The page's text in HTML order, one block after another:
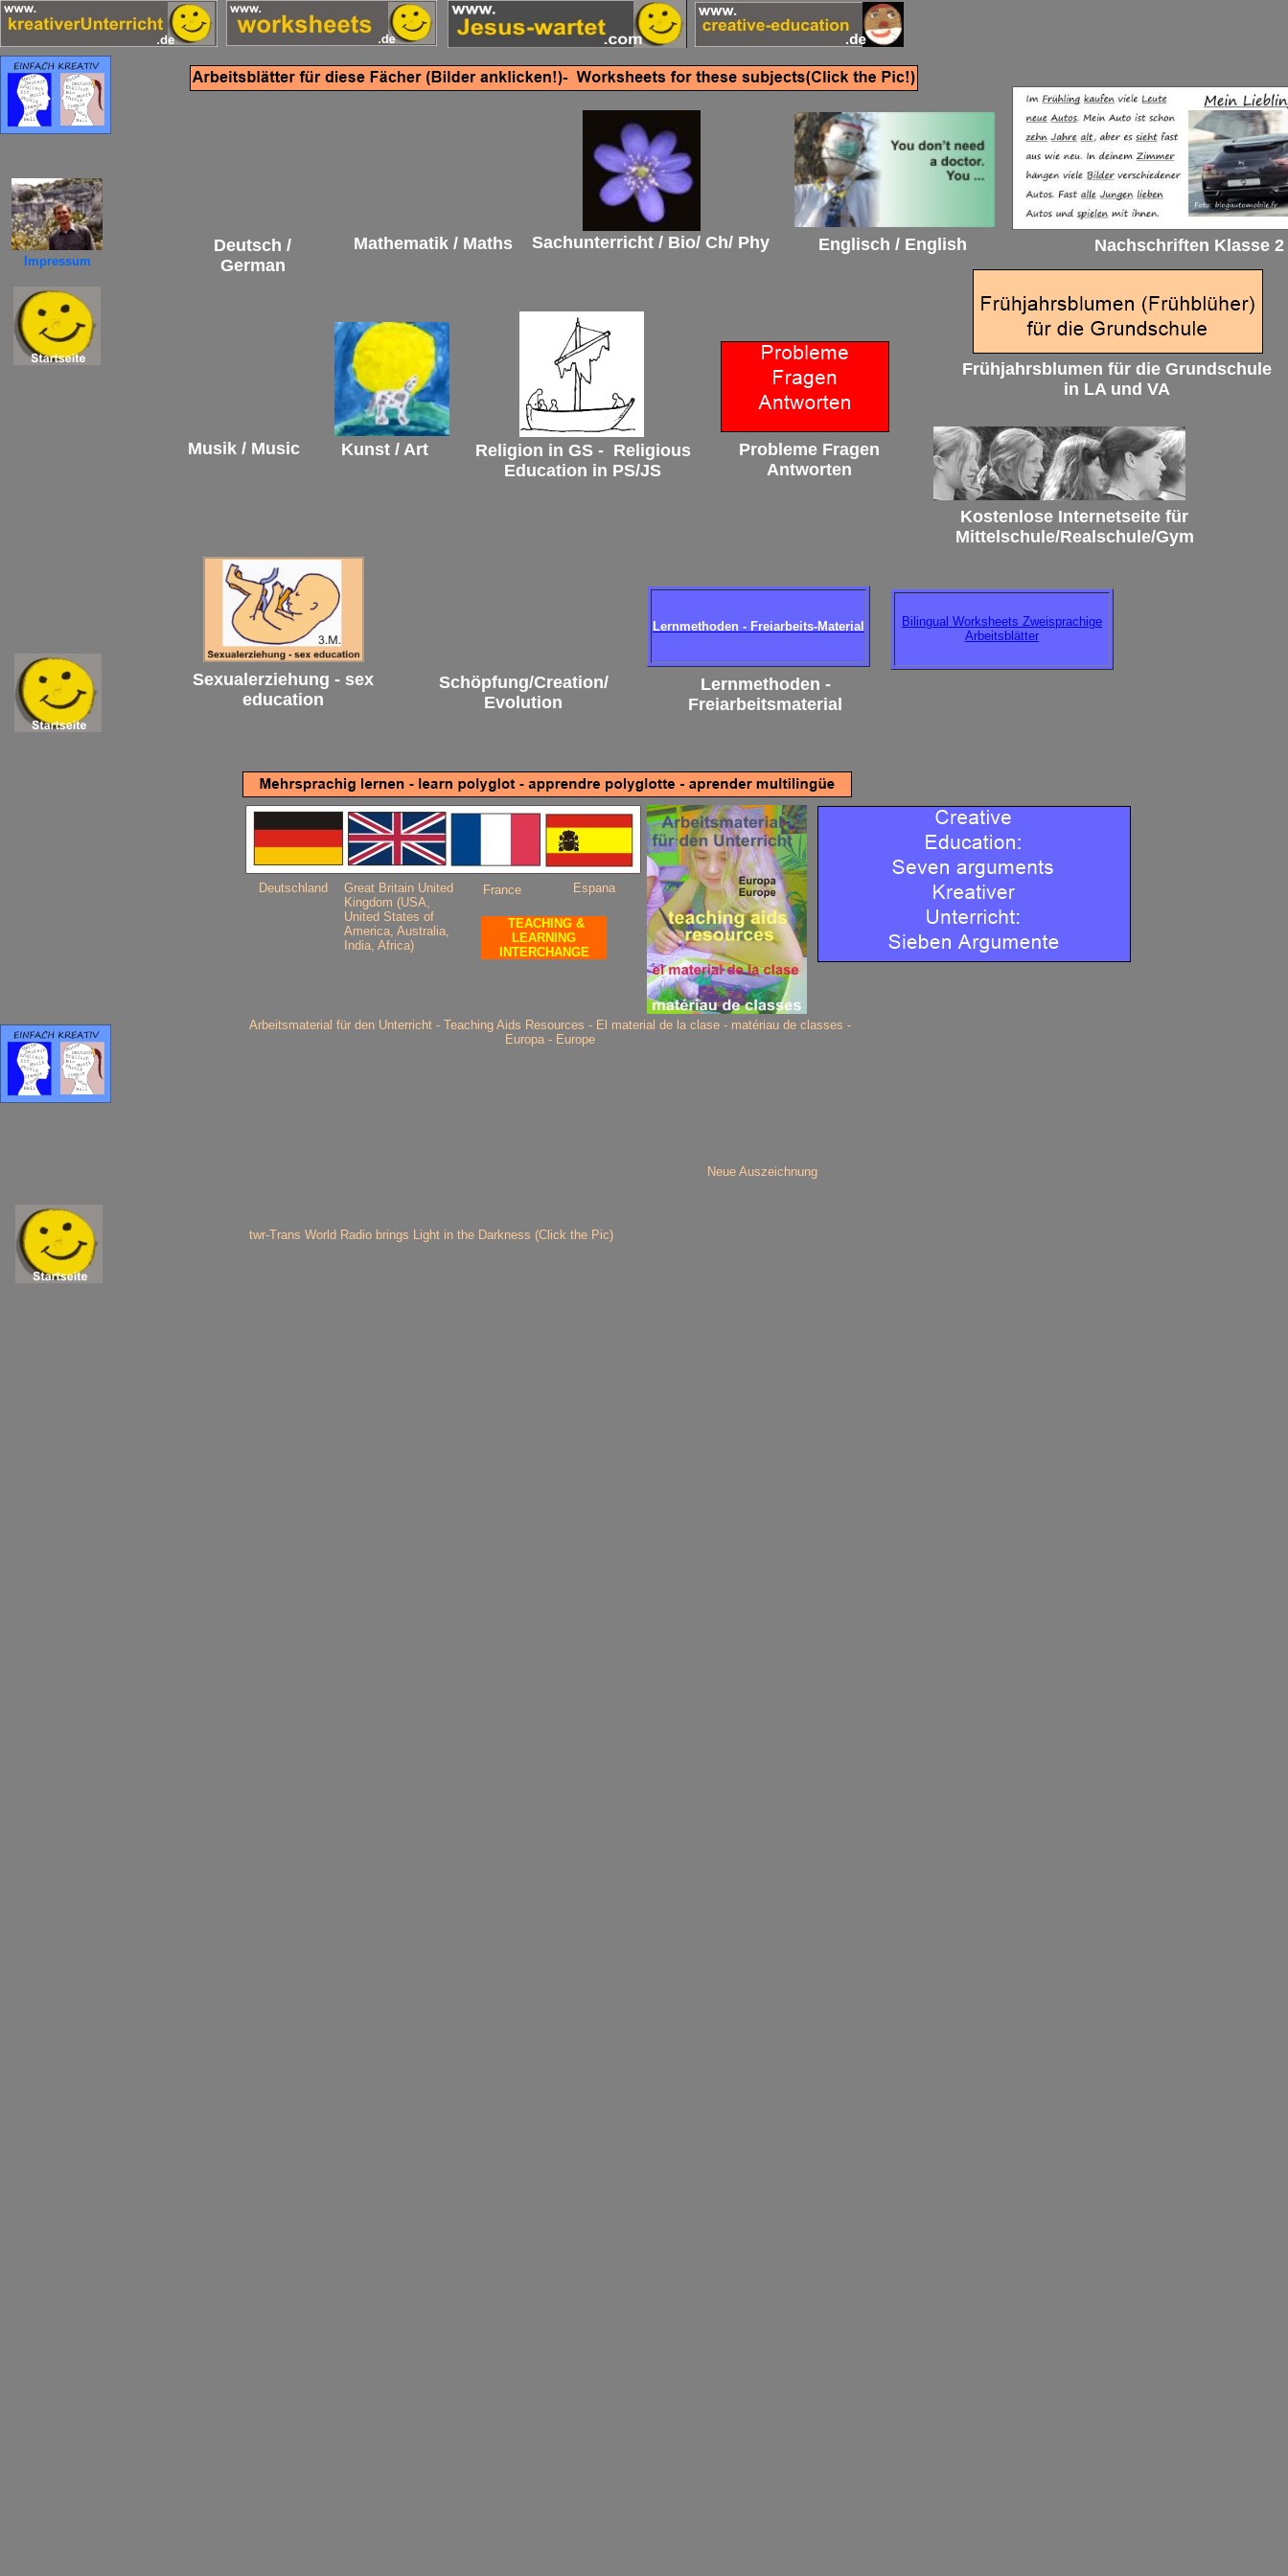
Impressum
Sachunterricht / Bio/ Ch/ Phy
Mathematik / Maths Englisch / English
Deutsch /
German
Nachschriften Klasse 2
Frühjahrsblumen für die Grundschule
in LA und VA
Musik / Music Kunst / Art
Probleme Fragen
Antworten
Religion in GS - Religious
Education in PS/JS
Kostenlose Internetseite für
Mittelschule/Realschule/Gym
Lernmethoden - Freiarbeits-Material
Bilingual Worksheets Zweisprachige
Arbeitsblätter
Sexualerziehung - sex
education
Schöpfung/Creation/
Evolution
Lernmethoden -
Freiarbeitsmaterial
Deutschland
Great Britain United
Kingdom (USA,
United States of
America, Australia,
India, Africa)
France Espana
TEACHING &
LEARNING
INTERCHANGE
Arbeitsmaterial für den Unterricht - Teaching Aids Resources - El material de la clase - matériau de classes -
Europa - Europe
twr-Trans World Radio brings Light in the Darkness (Click the Pic)
Neue Auszeichnung